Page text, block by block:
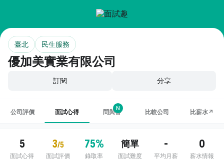
優加美實業有限公司
臺北 民生服務
訂閱 分享
公司評價 面試心得 問與答
N
比較公司 比薪水↗
5
面試心得
3/5
面試評價
75%
錄取率
簡單
面試難度
-
平均月薪
0
薪水情報